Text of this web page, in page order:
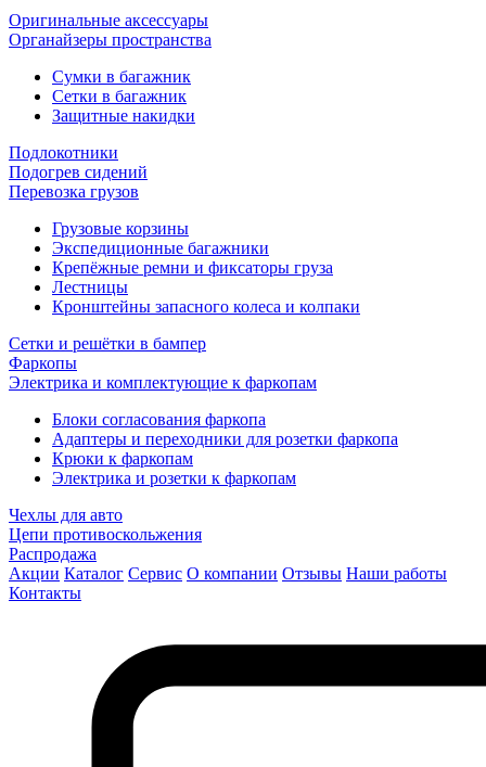
Оригинальные аксессуары
Органайзеры пространства
Сумки в багажник
Сетки в багажник
Защитные накидки
Подлокотники
Подогрев сидений
Перевозка грузов
Грузовые корзины
Экспедиционные багажники
Крепёжные ремни и фиксаторы груза
Лестницы
Кронштейны запасного колеса и колпаки
Сетки и решётки в бампер
Фаркопы
Электрика и комплектующие к фаркопам
Блоки согласования фаркопа
Адаптеры и переходники для розетки фаркопа
Крюки к фаркопам
Электрика и розетки к фаркопам
Чехлы для авто
Цепи противоскольжения
Распродажа
Акции Каталог Сервис О компании Отзывы Наши работы
Контакты